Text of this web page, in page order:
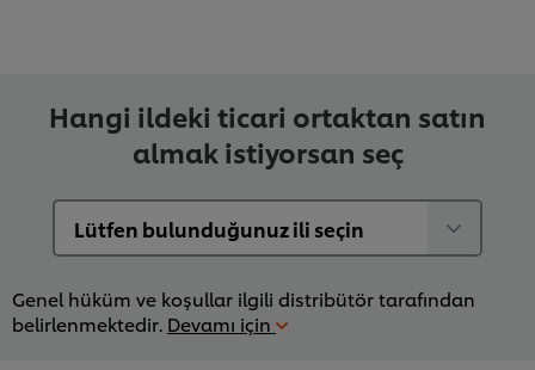
Hangi ildeki ticari ortaktan satın
almak istiyorsan seç
Genel hüküm ve koşullar ilgili distribütör tarafından
belirlenmektedir. Devamı için